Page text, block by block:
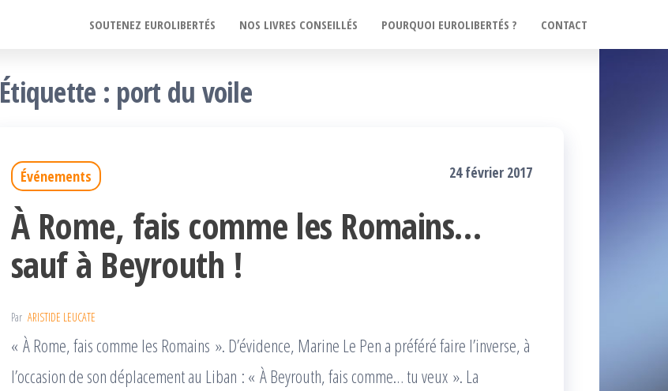
SOUTENEZ EUROLIBERTÉS NOS LIVRES CONSEILLÉS POURQUOI EUROLIBERTÉS ? CONTACT
Étiquette : port du voile
Événements 24 février 2017
À Rome, fais comme les Romains…
sauf à Beyrouth !
Par ARISTIDE LEUCATE
« À Rome, fais comme les Romains ». D’évidence, Marine Le Pen a préféré faire l’inverse, à
l’occasion de son déplacement au Liban : « À Beyrouth, fais comme… tu veux ». La